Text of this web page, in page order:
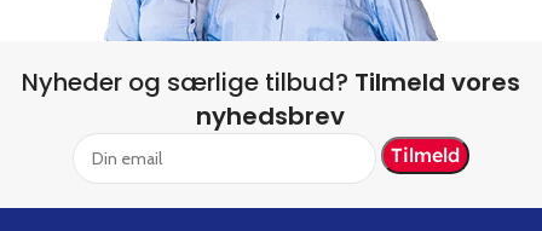
Nyheder og særlige tilbud? Tilmeld vores
nyhedsbrev